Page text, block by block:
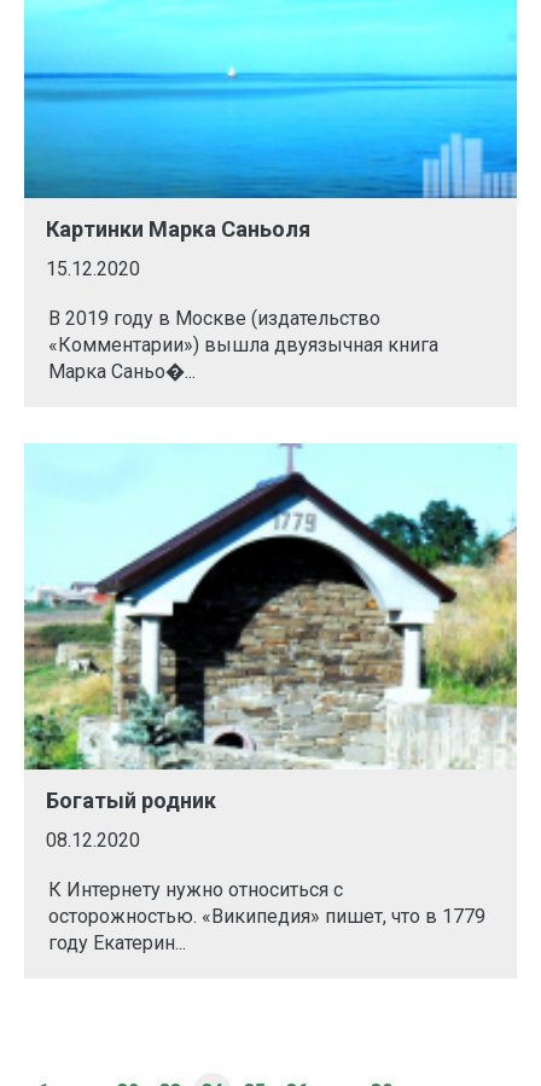
Картинки Марка Саньоля
15.12.2020
В 2019 году в Москве (издательство
«Комментарии») вышла двуязычная книга
Марка Саньо�...
Богатый родник
08.12.2020
К Интернету нужно относиться с
осторожностью. «Википедия» пишет, что в 1779
году Екатерин...